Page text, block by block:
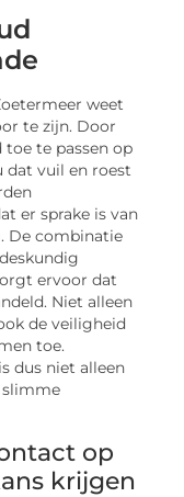
weet
te zijn. Door
toe te passen op
dat vuil en roest
er sprake is van
De combinatie
ervoor dat
Niet alleen
de veiligheid
toe.
dus niet alleen
slimme
op
krijgen